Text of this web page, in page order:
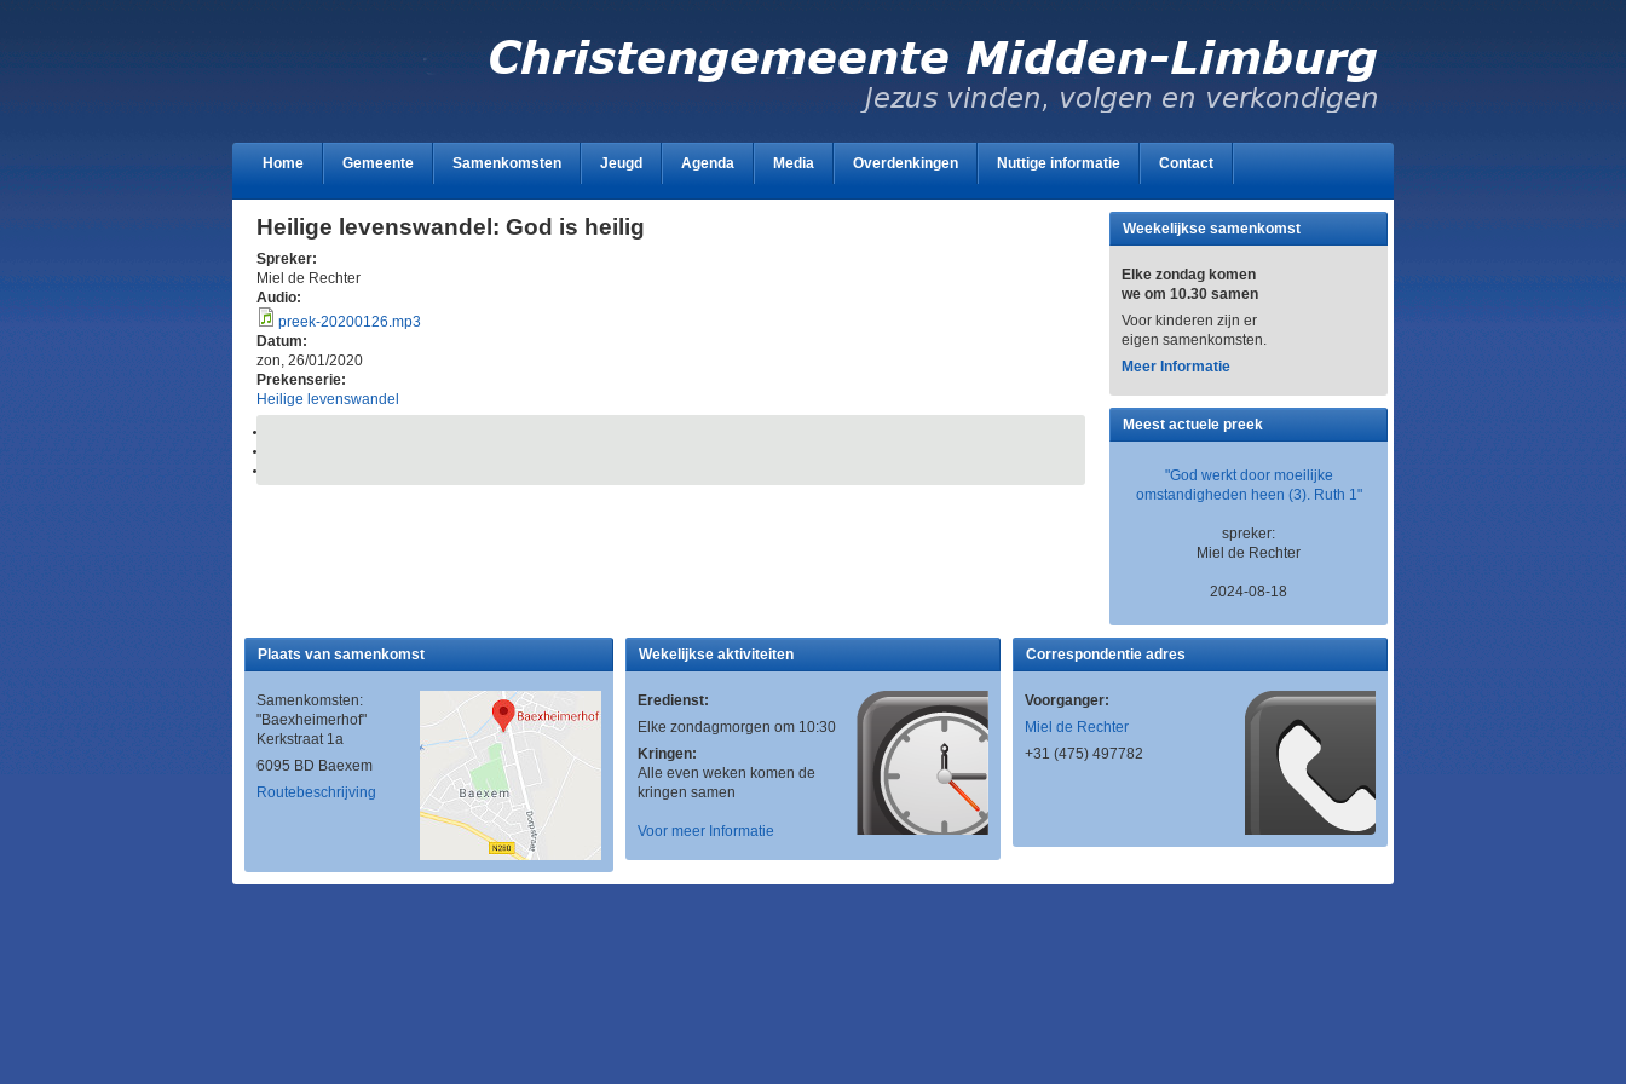
Home Gemeente Samenkomsten Jeugd Agenda Media Overdenkingen Nuttige informatie Contact
Heilige levenswandel: God is heilig
Spreker:
Miel de Rechter
Audio:
preek-20200126.mp3
Datum:
zon, 26/01/2020
Prekenserie:
Heilige levenswandel
Weekelijkse samenkomst
Elke zondag komen
we om 10.30 samen
Voor kinderen zijn er
eigen samenkomsten.
Meer Informatie
Meest actuele preek
"God werkt door moeilijke
omstandigheden heen (3). Ruth 1"
spreker:
Miel de Rechter
2024-08-18
Plaats van samenkomst
Samenkomsten:
"Baexheimerhof"
Kerkstraat 1a
6095 BD Baexem
Routebeschrijving
Wekelijkse aktiviteiten
Eredienst:
Elke zondagmorgen om 10:30
Kringen:
Alle even weken komen de
kringen samen
Voor meer Informatie
Correspondentie adres
Voorganger:
Miel de Rechter
+31 (475) 497782